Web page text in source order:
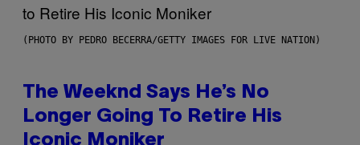
(PHOTO BY PEDRO BECERRA/GETTY IMAGES FOR LIVE NATION)
The Weeknd Says He’s No
Longer Going To Retire His
Iconic Moniker